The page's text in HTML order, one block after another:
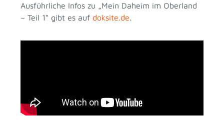
Ausführliche Infos zu „Mein Daheim im Oberland
– Teil 1“ gibt es auf doksite.de.